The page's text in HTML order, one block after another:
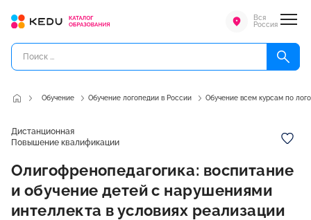
Вся
Россия
Обучение Обучение логопедии в России Обучение всем курсам по
Дистанционная
Повышение квалификации
Олигофренопедагогика: воспитание
и обучение детей с нарушениями
интеллекта в условиях реализации